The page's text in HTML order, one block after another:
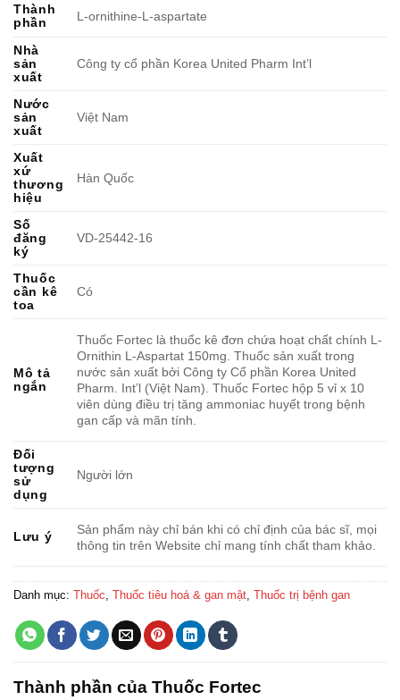
Thành
phần
L-ornithine-L-aspartate
Nhà
sản
xuất
Công ty cổ phần Korea United Pharm Int’l
Nước
sản
xuất
Việt Nam
Xuất
xứ
thương
hiệu
Hàn Quốc
Số
đăng
ký
VD-25442-16
Thuốc
cần kê
toa
Có
Mô tả
ngắn
Thuốc Fortec là thuốc kê đơn chứa hoạt chất chính L-
Ornithin L-Aspartat 150mg. Thuốc sản xuất trong
nước sản xuất bởi Công ty Cổ phần Korea United
Pharm. Int’l (Việt Nam). Thuốc Fortec hộp 5 vỉ x 10
viên dùng điều trị tăng ammoniac huyết trong bệnh
gan cấp và mãn tính.
Đối
tượng
sử
dụng
Người lớn
Lưu ý
Sản phẩm này chỉ bán khi có chỉ định của bác sĩ, mọi
thông tin trên Website chỉ mang tính chất tham khảo.
Danh mục: Thuốc, Thuốc tiêu hoá & gan mật, Thuốc trị bệnh gan
Thành phần của Thuốc Fortec